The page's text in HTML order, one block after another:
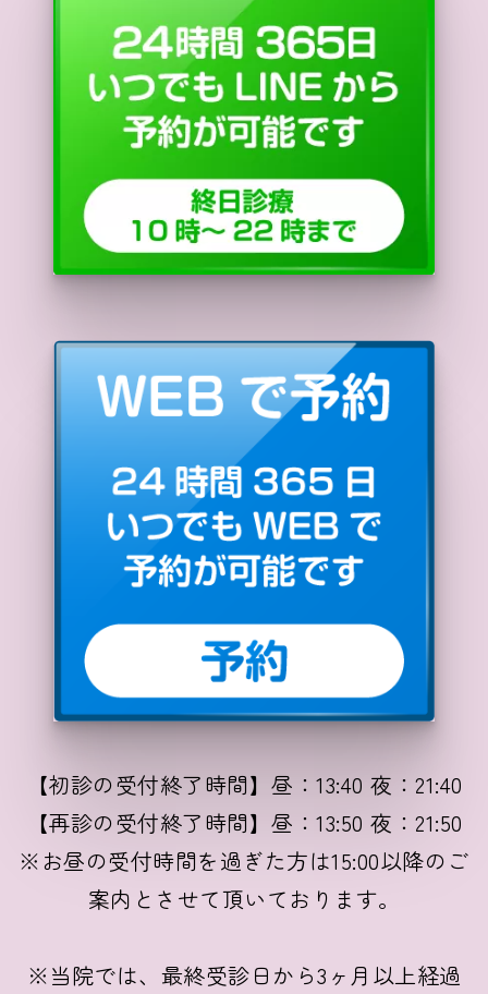
2023/08/16 治療薬
抗うつ薬の副作用【アクチベーションや中断症
候群も紹介】
2023/08/08 治療薬
抗不安薬（精神安定剤）の種類【作用時間と強
さによる分類一覧表】
抗うつ薬の種類一覧！【効果・特徴・副作用を
解説】
ゾピクロン:アモバン【口の苦みがヤバい】ル
ネスタやマイスリーとの違い
2023/07/27 治療薬
抗不安薬（精神安定剤）の副作用４選【イライ
ラや離脱症状は？】
2023/07/19 治療薬
の違いや副作用】
【初診の受付終了時間】昼：13:40 夜：21:40
【再診の受付終了時間】昼：13:50 夜：21:50
※お昼の受付時間を過ぎた方は15:00以降のご
案内とさせて頂いております。
※当院では、最終受診日から3ヶ月以上経過